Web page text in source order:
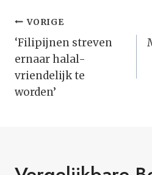
Bericht
Navigatie
VORIGE
‘Filipijnen streven
ernaar halal-
vriendelijk te
worden’